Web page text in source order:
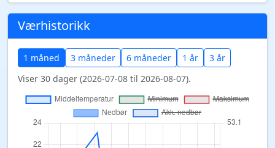
Værhistorikk
1 måned 3 måneder 6 måneder 1 år
3 år
Viser 30 dager (2026-07-08 til 2026-08-07).